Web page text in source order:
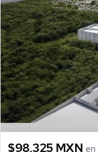
$98,325 MXN en